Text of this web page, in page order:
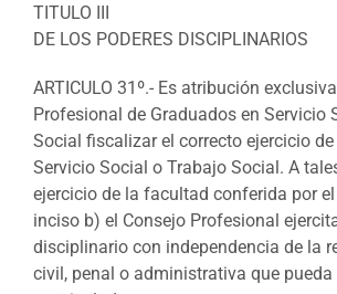
TITULO III
DE LOS PODERES DISCIPLINARIOS
ARTICULO 31º.- Es atribución
Profesional de Graduados en Servicio
Social fiscalizar el correcto ejercicio
Servicio Social o Trabajo Social. A
ejercicio de la facultad conferida por
inciso b) el Consejo Profesional
disciplinario con independencia de la
civil, penal o administrativa que